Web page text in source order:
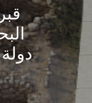
دولة